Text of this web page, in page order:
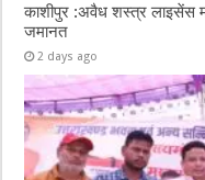
काशीपुर :अवैध शस्त्र लाइसेंस
जमानत
2 days ago